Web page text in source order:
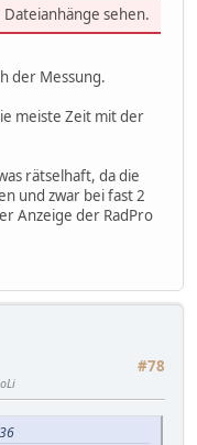
sehen.
der Messung.
meiste Zeit mit der
rätselhaft, da die
und zwar bei fast 2
Anzeige der RadPro
#78